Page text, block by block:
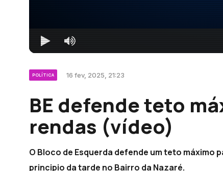
POLÍTICA 16 fev, 2025, 21:23
BE defende teto
rendas (vídeo)
O Bloco de Esquerda defende um teto máximo
principio da tarde no Bairro da Nazaré.